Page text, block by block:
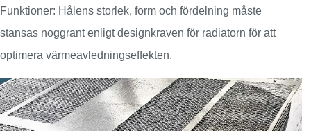
Funktioner: Hålens storlek, form och fördelning måste
stansas noggrant enligt designkraven för radiatorn för att
optimera värmeavledningseffekten.